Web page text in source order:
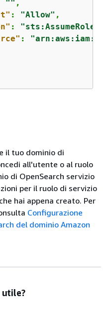
"" ,
: "Allow" ,
: "sts:AssumeRole"
: "arn:aws:iam::
il tuo dominio di
all'utente o al ruolo
di OpenSearch servizio
per il ruolo di servizio
hai appena creato. Per
Configurazione
del dominio Amazon